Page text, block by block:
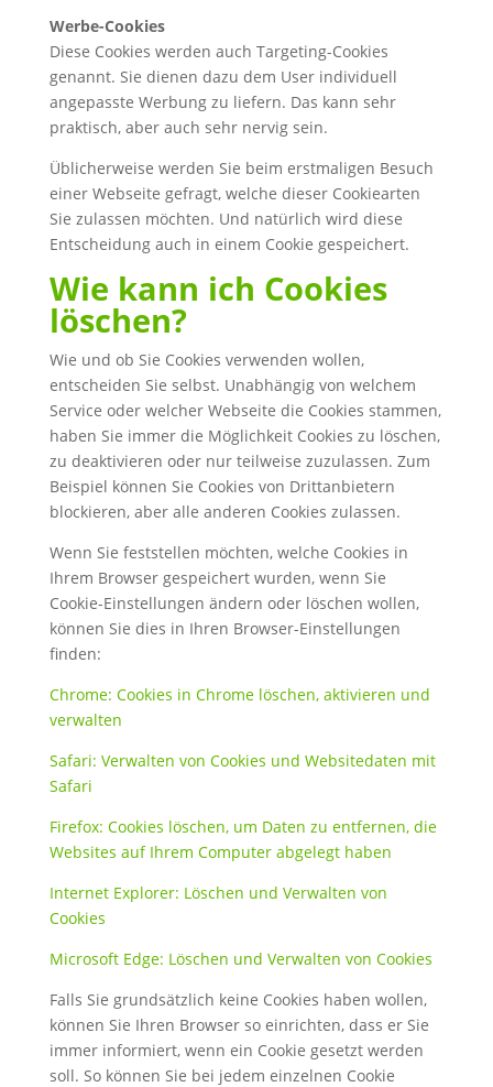
Werbe-Cookies
Diese Cookies werden auch Targeting-Cookies
genannt. Sie dienen dazu dem User individuell
angepasste Werbung zu liefern. Das kann sehr
praktisch, aber auch sehr nervig sein.
Üblicherweise werden Sie beim erstmaligen Besuch
einer Webseite gefragt, welche dieser Cookiearten
Sie zulassen möchten. Und natürlich wird diese
Entscheidung auch in einem Cookie gespeichert.
Wie kann ich Cookies
löschen?
Wie und ob Sie Cookies verwenden wollen,
entscheiden Sie selbst. Unabhängig von welchem
Service oder welcher Webseite die Cookies stammen,
haben Sie immer die Möglichkeit Cookies zu löschen,
zu deaktivieren oder nur teilweise zuzulassen. Zum
Beispiel können Sie Cookies von Drittanbietern
blockieren, aber alle anderen Cookies zulassen.
Wenn Sie feststellen möchten, welche Cookies in
Ihrem Browser gespeichert wurden, wenn Sie
Cookie-Einstellungen ändern oder löschen wollen,
können Sie dies in Ihren Browser-Einstellungen
finden:
Chrome: Cookies in Chrome löschen, aktivieren und
verwalten
Safari: Verwalten von Cookies und Websitedaten mit
Safari
Firefox: Cookies löschen, um Daten zu entfernen, die
Websites auf Ihrem Computer abgelegt haben
Internet Explorer: Löschen und Verwalten von
Cookies
Microsoft Edge: Löschen und Verwalten von Cookies
Falls Sie grundsätzlich keine Cookies haben wollen,
können Sie Ihren Browser so einrichten, dass er Sie
immer informiert, wenn ein Cookie gesetzt werden
soll. So können Sie bei jedem einzelnen Cookie